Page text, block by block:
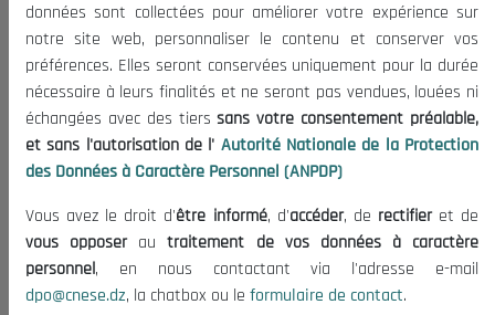
Le CNESE
A Propos
Le président
Organisation
Publications
Informations utiles
Appels d'offres et Consultations
Mentions Légales
données sont collectées pour améliorer votre expérience sur
notre site web, personnaliser le contenu et conserver vos
préférences. Elles seront conservées uniquement pour la durée
nécessaire à leurs finalités et ne seront pas vendues, louées ni
échangées avec des tierssans votre consentement préalable,
et sans l'autorisation de l' Autorité Nationale de la Protection
des Données à Caractère Personnel (ANPDP)
Vous avez le droit d'être informé, d'accéder, de rectifieret de
vous opposerautraitement de vos données à caractère
personnel, en nous contactant via l'adresse e-mail
dpo@cnese.dz, la chatbox ou le formulaire de contact.